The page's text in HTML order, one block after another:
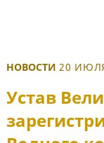
НОВОСТИ 20
Устав